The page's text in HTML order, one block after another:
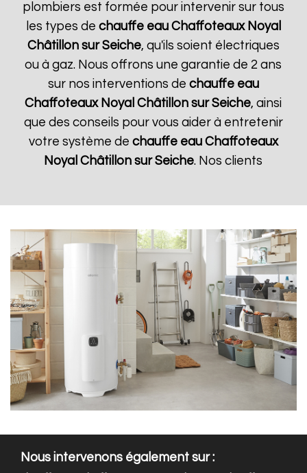
plombiers est formée pour intervenir sur tous
les types de chauffe eau Chaffoteaux Noyal
Châtillon sur Seiche, qu'ils soient électriques
ou à gaz. Nous offrons une garantie de 2 ans
sur nos interventions de chauffe eau
Chaffoteaux Noyal Châtillon sur Seiche, ainsi
que des conseils pour vous aider à entretenir
votre système de chauffe eau Chaffoteaux
Noyal Châtillon sur Seiche. Nos clients
Nous intervenons également sur :